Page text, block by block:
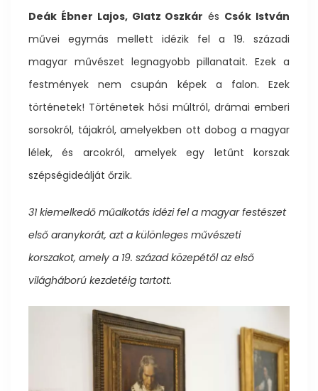
Deák Ébner Lajos, Glatz Oszkár és Csók István
művei egymás mellett idézik fel a 19. századi
magyar művészet legnagyobb pillanatait. Ezek a
festmények nem csupán képek a falon. Ezek
történetek! Történetek hősi múltról, drámai emberi
sorsokról, tájakról, amelyekben ott dobog a magyar
lélek, és arcokról, amelyek egy letűnt korszak
szépségideálját őrzik.
31 kiemelkedő műalkotás idézi fel a magyar festészet
első aranykorát, azt a különleges művészeti
korszakot, amely a 19. század közepétől az első
világháború kezdetéig tartott.